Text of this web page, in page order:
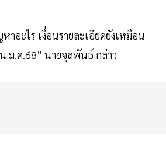
อะไร เงื่อนรายละเอียดยังเหมือน
ม.ค.68” นายจุลพันธ์ กล่าว